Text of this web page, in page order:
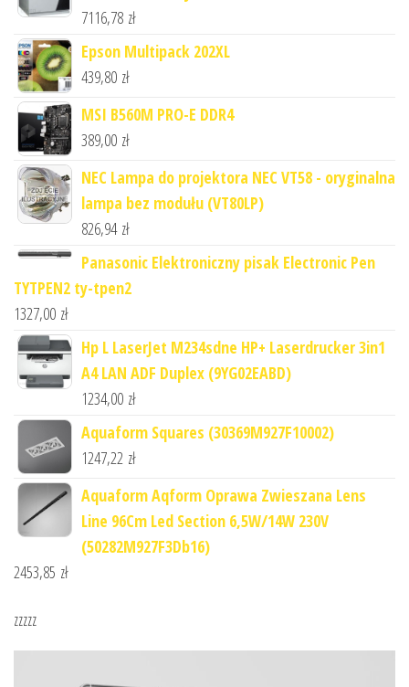
7116,78 zł
Epson Multipack 202XL
439,80 zł
MSI B560M PRO-E DDR4
389,00 zł
NEC Lampa do projektora NEC VT58 - oryginalna
lampa bez modułu (VT80LP)
826,94 zł
Panasonic Elektroniczny pisak Electronic Pen
TYTPEN2 ty-tpen2
1327,00 zł
Hp L LaserJet M234sdne HP+ Laserdrucker 3in1
A4 LAN ADF Duplex (9YG02EABD)
1234,00 zł
Aquaform Squares (30369M927F10002)
1247,22 zł
Aquaform Aqform Oprawa Zwieszana Lens
Line 96Cm Led Section 6,5W/14W 230V
(50282M927F3Db16)
2453,85 zł
zzzzz